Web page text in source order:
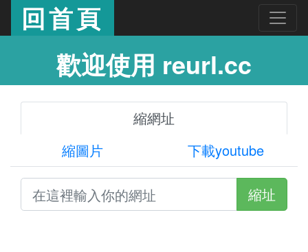
回首頁
歡迎使用 reurl.cc
縮網址
縮圖片
下載youtube
縮址